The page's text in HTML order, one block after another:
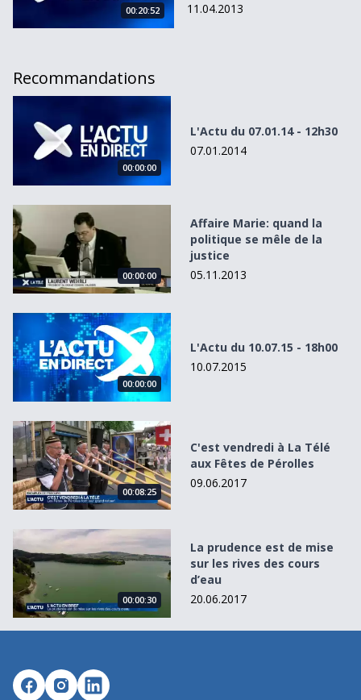
00:20:52
11.04.2013
Recommandations
L&#039;Actu du 07.01.14 - 12h30
00:00:00
L'Actu du 07.01.14 - 12h30
07.01.2014
Affaire Marie: quand la politique se mêle de la justice
00:00:00
Affaire Marie: quand la
politique se mêle de la
justice
05.11.2013
L&#039;Actu du 10.07.15 - 18h00
00:00:00
L'Actu du 10.07.15 - 18h00
10.07.2015
C&#039;est vendredi à La Télé aux Fêtes de Pérolles
00:08:25
C'est vendredi à La Télé
aux Fêtes de Pérolles
09.06.2017
La prudence est de mise sur les rives des cours d’eau
00:00:30
La prudence est de mise
sur les rives des cours
d’eau
20.06.2017